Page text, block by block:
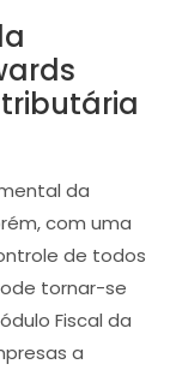
da
com uma
de todos
tornar-se
Fiscal da
a